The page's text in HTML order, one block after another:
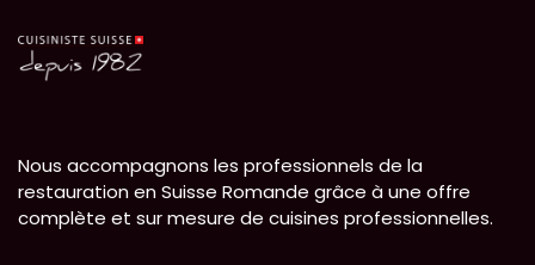
Nous accompagnons les professionnels de la
restauration en Suisse Romande grâce à une offre
complète et sur mesure de cuisines professionnelles.